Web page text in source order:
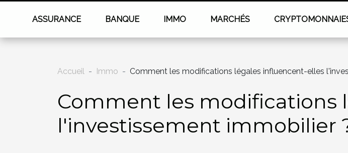
ASSURANCE BANQUE IMMO MARCHÉS
Accueil Immo Comment les modifications légales influencent-elles
Comment les modifications
l'investissement immobilier